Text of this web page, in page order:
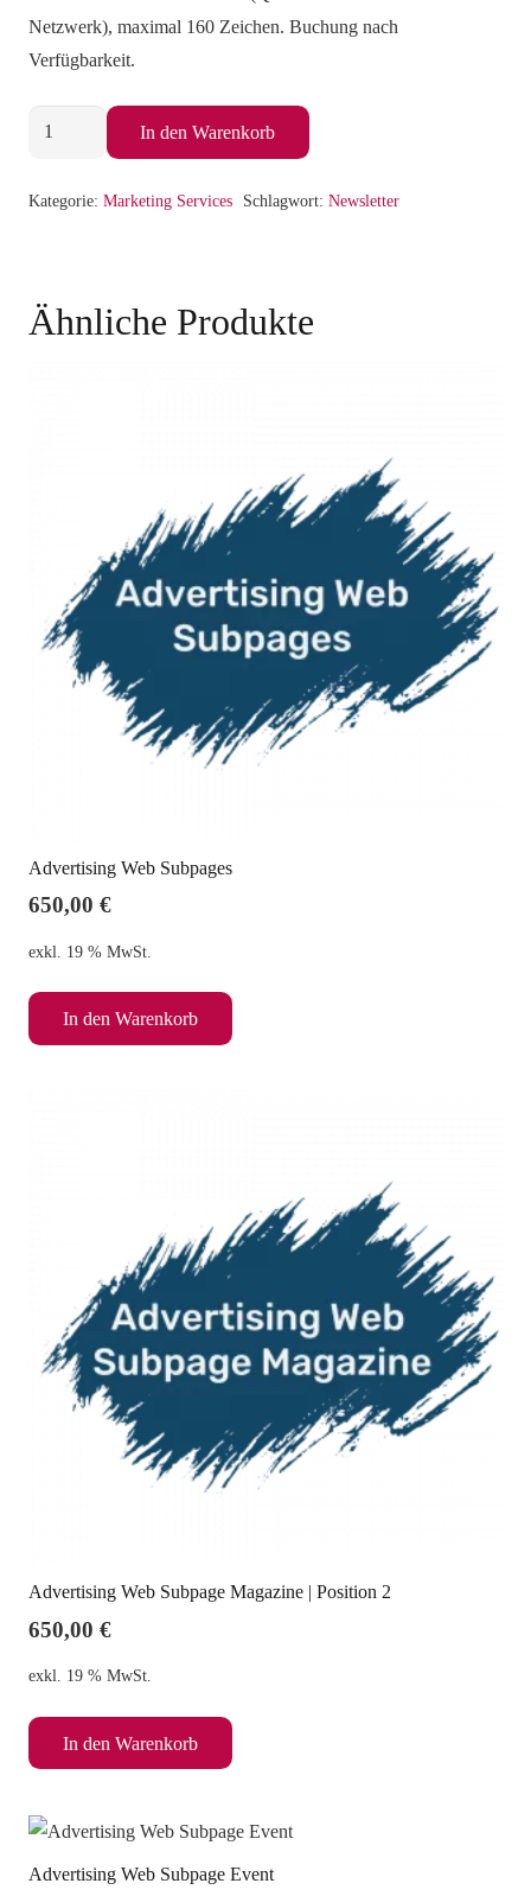
Netzwerk), maximal 160 Zeichen. Buchung nach
Verfügbarkeit.
NEWS
In den Warenkorb
Kategorie: Marketing Services Schlagwort: Newsletter
Ähnliche Produkte
Advertising Web Subpages
650,00 €
exkl. 19 % MwSt.
In den Warenkorb
Advertising Web Subpage Magazine | Position 2
650,00 €
exkl. 19 % MwSt.
In den Warenkorb
Advertising Web Subpage Event